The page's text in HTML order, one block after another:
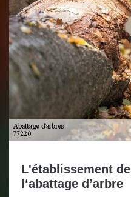
L'établissement
l‘abattage d’arbre